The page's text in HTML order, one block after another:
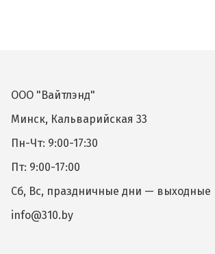
ООО "Вайтлэнд"
Минск, Кальварийская 33
Пн-Чт: 9:00-17:30
Пт: 9:00-17:00
Сб, Вс, праздничные дни — выходные
info@310.by